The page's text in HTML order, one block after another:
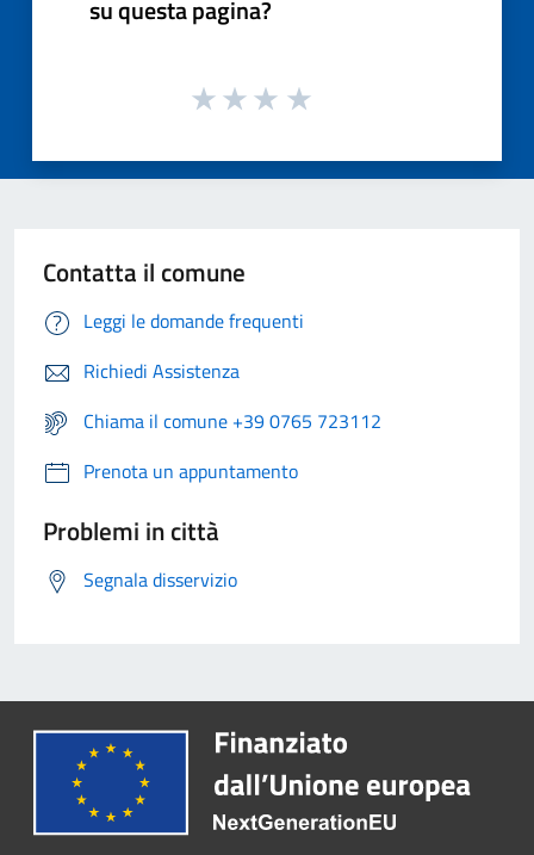
su questa pagina?
Contatta il comune
Leggi le domande frequenti
Richiedi Assistenza
Chiama il comune +39 0765 723112
Prenota un appuntamento
Problemi in città
Segnala disservizio